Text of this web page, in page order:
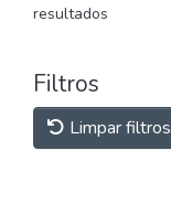
resultados
Filtros
Limpar filtros